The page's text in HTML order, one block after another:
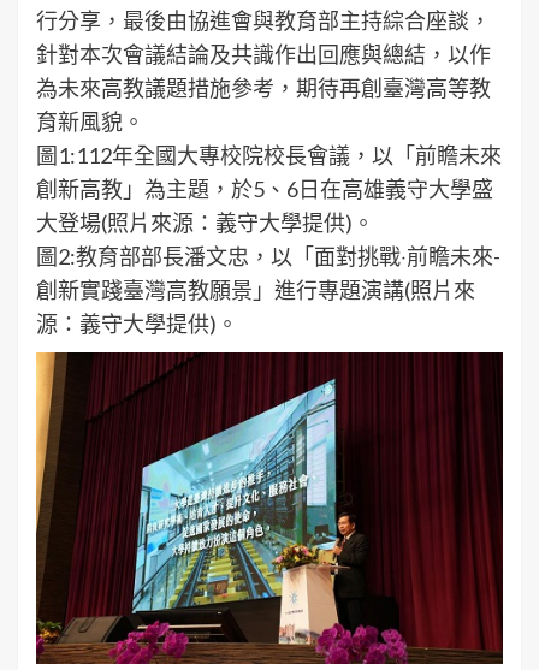
行分享，最後由協進會與教育部主持綜合座談，
針對本次會議結論及共識作出回應與總結，以作
為未來高教議題措施參考，期待再創臺灣高等教
育新風貌。
圖1:112年全國大專校院校長會議，以「前瞻未來
創新高教」為主題，於5、6日在高雄義守大學盛
大登場(照片來源：義守大學提供)。
圖2:教育部部長潘文忠，以「面對挑戰‧前瞻未來-
創新實踐臺灣高教願景」進行專題演講(照片來
源：義守大學提供)。